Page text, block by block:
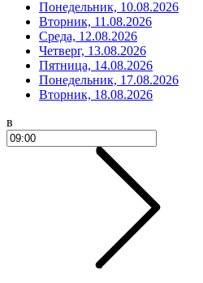
Понедельник, 10.08.2026
Вторник, 11.08.2026
Среда, 12.08.2026
Четверг, 13.08.2026
Пятница, 14.08.2026
Понедельник, 17.08.2026
Вторник, 18.08.2026
в